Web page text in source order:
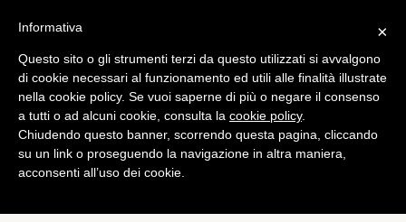
×
Informativa
Questo sito o gli strumenti terzi da questo utilizzati si avvalgono
di cookie necessari al funzionamento ed utili alle finalità illustrate
nella cookie policy. Se vuoi saperne di più o negare il consenso
a tutti o ad alcuni cookie, consulta la cookie policy.
Chiudendo questo banner, scorrendo questa pagina, cliccando
su un link o proseguendo la navigazione in altra maniera,
acconsenti all’uso dei cookie.